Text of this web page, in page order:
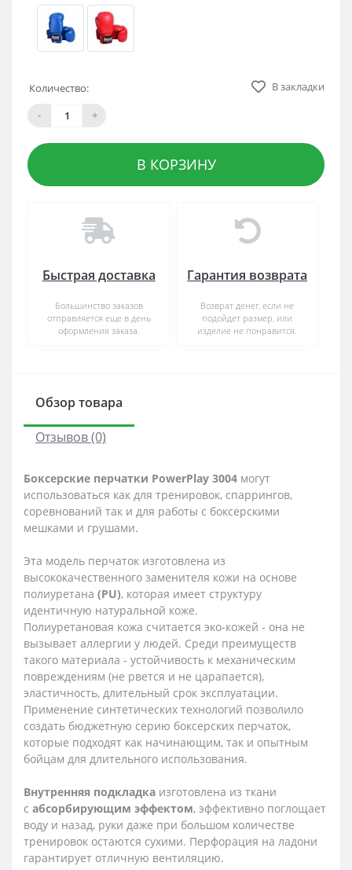
Количество:
-
+
В закладки
В КОРЗИНУ
Быстрая доставка
Большинство заказов
отправляется еще в день
оформления заказа.
Гарантия возврата
Возврат денег, если не
подойдет размер, или
изделие не понравится.
Обзор товара
Отзывов (0)
Боксерские перчатки PowerPlay 3004 могут
использоваться как для тренировок, спаррингов,
соревнований так и для работы с боксерскими
мешками и грушами.
Эта модель перчаток изготовлена из
высококачественного заменителя кожи на основе
полиуретана (PU), которая имеет структуру
идентичную натуральной коже.
Полиуретановая кожа считается эко-кожей - она не
вызывает аллергии у людей. Среди преимуществ
такого материала - устойчивость к механическим
повреждениям (не рвется и не царапается),
эластичность, длительный срок эксплуатации.
Применение синтетических технологий позволило
создать бюджетную серию боксерских перчаток,
которые подходят как начинающим, так и опытным
бойцам для длительного использования.
Внутренняя подкладка изготовлена из ткани
с абсорбирующим эффектом, эффективно поглощает
воду и назад, руки даже при большом количестве
тренировок остаются сухими. Перфорация на ладони
гарантирует отличную вентиляцию.